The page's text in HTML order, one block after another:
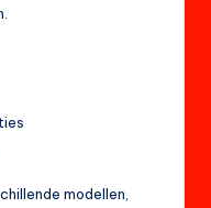
modellen,